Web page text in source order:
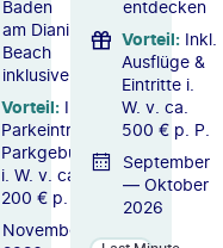
Baden
am Diani
Beach
inklusive
Vorteil: Inkl.
Parkeintritte &
Parkgebühren
i. W. v. ca.
200 € p. P.
November
entdecken
Vorteil: Inkl.
Ausflüge &
Eintritte i.
W. v. ca.
500 € p. P.
September
— Oktober
2026